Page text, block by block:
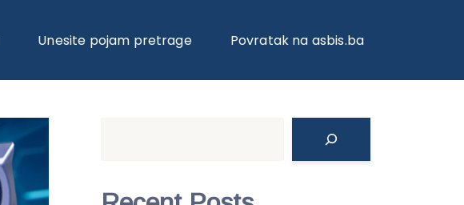
Unesite pojam pretrage Povratak na asbis.ba